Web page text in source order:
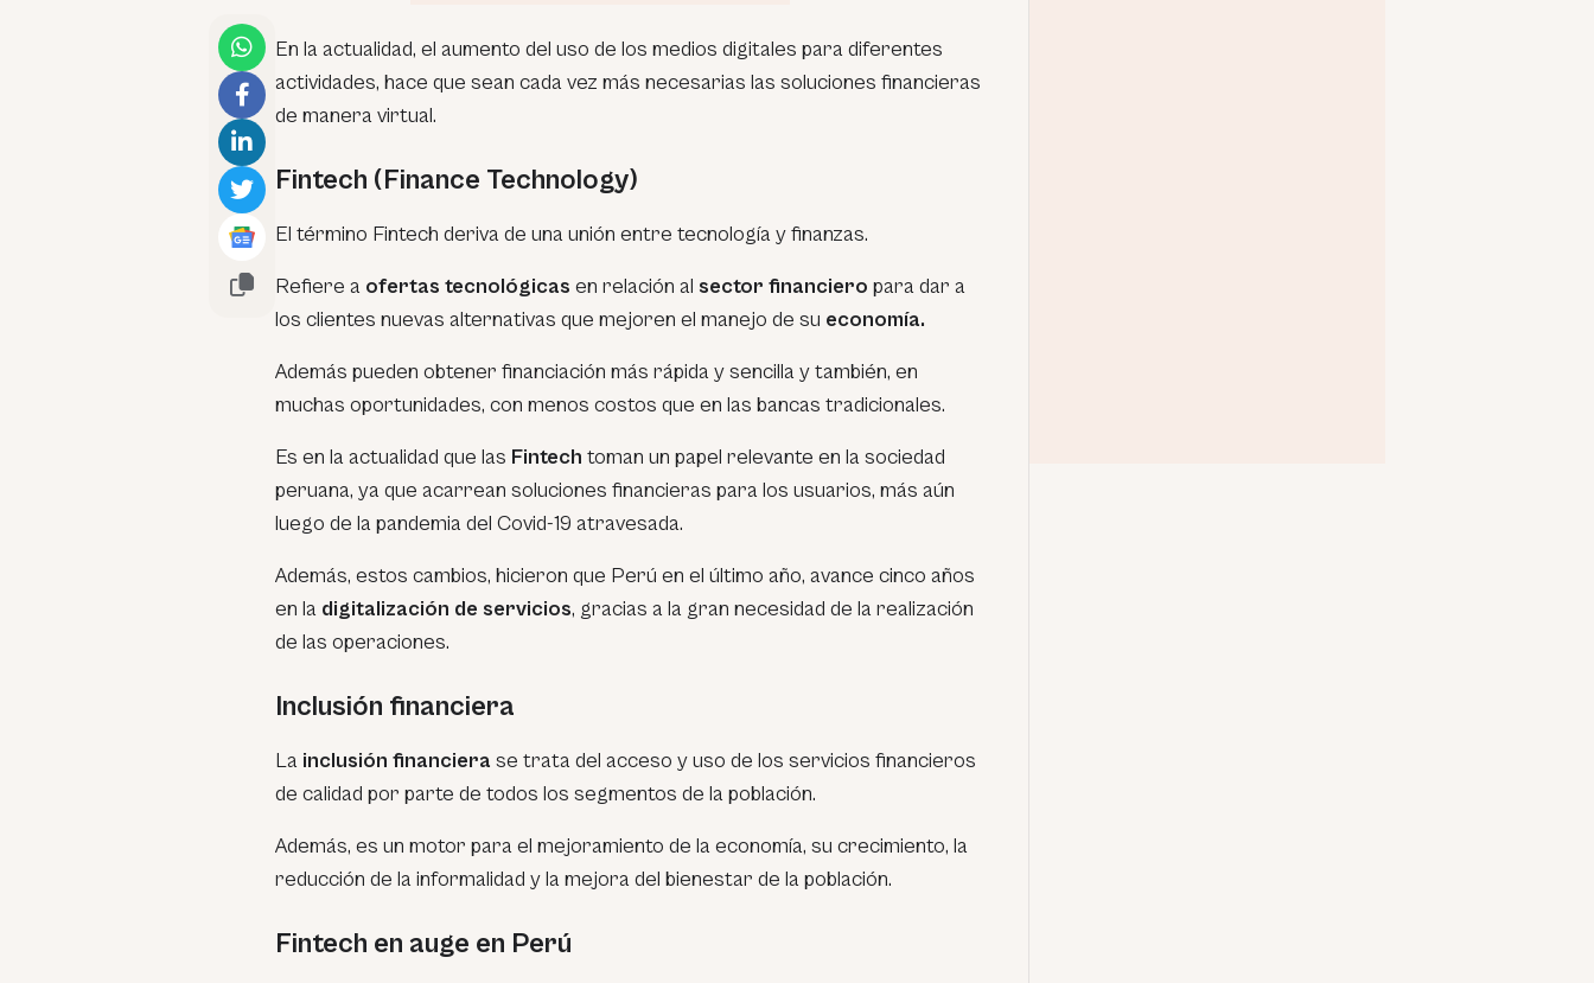
En la actualidad, el aumento del uso de los medios digitales para diferentes
actividades, hace que sean cada vez más necesarias las soluciones financieras
de manera virtual.
Fintech (Finance Technology)
El término Fintech deriva de una unión entre tecnología y finanzas.
Refiere a ofertas tecnológicas en relación al sector financiero para dar a
los clientes nuevas alternativas que mejoren el manejo de su economía.
Además pueden obtener financiación más rápida y sencilla y también, en
muchas oportunidades, con menos costos que en las bancas tradicionales.
Es en la actualidad que las Fintech toman un papel relevante en la sociedad
peruana, ya que acarrean soluciones financieras para los usuarios, más aún
luego de la pandemia del Covid-19 atravesada.
Además, estos cambios, hicieron que Perú en el último año, avance cinco años
en la digitalización de servicios, gracias a la gran necesidad de la realización
de las operaciones.
Inclusión financiera
La inclusión financiera se trata del acceso y uso de los servicios financieros
de calidad por parte de todos los segmentos de la población.
Además, es un motor para el mejoramiento de la economía, su crecimiento, la
reducción de la informalidad y la mejora del bienestar de la población.
Fintech en auge en Perú